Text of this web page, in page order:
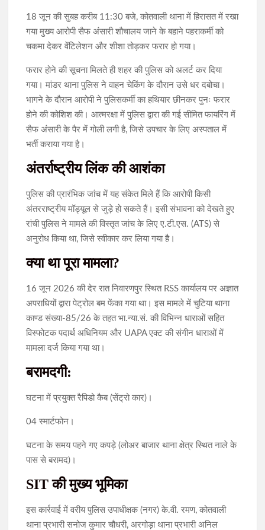
18 जून की सुबह करीब 11:30 बजे, कोतवाली थाना में हिरासत में रखा
गया मुख्य आरोपी सैफ अंसारी शौचालय जाने के बहाने पहराकर्मी को
चकमा देकर वेंटिलेशन और शीशा तोड़कर फरार हो गया।
फरार होने की सूचना मिलते ही शहर की पुलिस को अलर्ट कर दिया
गया। मांडर थाना पुलिस ने वाहन चेकिंग के दौरान उसे धर दबोचा।
भागने के दौरान आरोपी ने पुलिसकर्मी का हथियार छीनकर पुनः फरार
होने की कोशिश की। आत्मरक्षा में पुलिस द्वारा की गई सीमित फायरिंग में
सैफ अंसारी के पैर में गोली लगी है, जिसे उपचार के लिए अस्पताल में
भर्ती कराया गया है।
अंतर्राष्ट्रीय लिंक की आशंका
पुलिस की प्रारंभिक जांच में यह संकेत मिले हैं कि आरोपी किसी
अंतरराष्ट्रीय मॉड्यूल से जुड़े हो सकते हैं। इसी संभावना को देखते हुए
रांची पुलिस ने मामले की विस्तृत जांच के लिए ए.टी.एस. (ATS) से
अनुरोध किया था, जिसे स्वीकार कर लिया गया है।
क्या था पूरा मामला?
16 जून 2026 की देर रात निवारणपुर स्थित RSS कार्यालय पर अज्ञात
अपराधियों द्वारा पेट्रोल बम फेंका गया था। इस मामले में चुटिया थाना
काण्ड संख्या-85/26 के तहत भा.न्या.सं. की विभिन्न धाराओं सहित
विस्फोटक पदार्थ अधिनियम और UAPA एक्ट की संगीन धाराओं में
मामला दर्ज किया गया था।
बरामदगी:
घटना में प्रयुक्त रैपिडो कैब (सेंट्रो कार)।
04 स्मार्टफोन।
घटना के समय पहने गए कपड़े (लोअर बाजार थाना क्षेत्र स्थित नाले के
पास से बरामद)।
SIT की मुख्य भूमिका
इस कार्रवाई में वरीय पुलिस उपाधीक्षक (नगर) के.वी. रमण, कोतवाली
थाना प्रभारी सनोज कुमार चौधरी, अरगोड़ा थाना प्रभारी अनिल